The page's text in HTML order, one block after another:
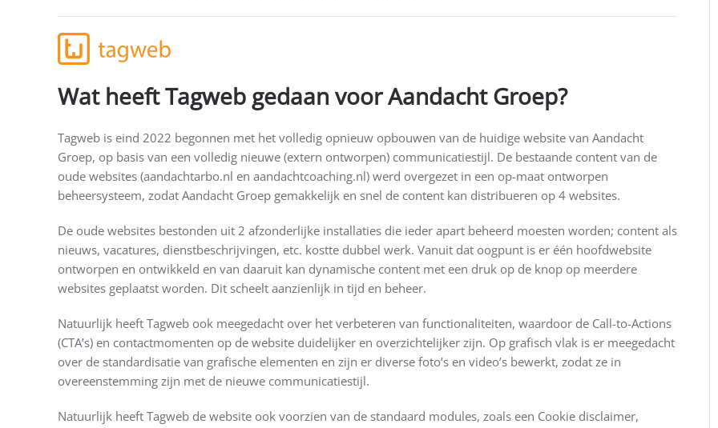
Wat heeft Tagweb gedaan voor Aandacht Groep?
Tagweb is eind 2022 begonnen met het volledig opnieuw opbouwen van de huidige website van Aandacht
Groep, op basis van een volledig nieuwe (extern ontworpen) communicatiestijl. De bestaande content van de
oude websites (aandachtarbo.nl en aandachtcoaching.nl) werd overgezet in een op-maat ontworpen
beheersysteem, zodat Aandacht Groep gemakkelijk en snel de content kan distribueren op 4 websites.
De oude websites bestonden uit 2 afzonderlijke installaties die ieder apart beheerd moesten worden; content als
nieuws, vacatures, dienstbeschrijvingen, etc. kostte dubbel werk. Vanuit dat oogpunt is er één hoofdwebsite
ontworpen en ontwikkeld en van daaruit kan dynamische content met een druk op de knop op meerdere
websites geplaatst worden. Dit scheelt aanzienlijk in tijd en beheer.
Natuurlijk heeft Tagweb ook meegedacht over het verbeteren van functionaliteiten, waardoor de Call-to-Actions
(CTA’s) en contactmomenten op de website duidelijker en overzichtelijker zijn. Op grafisch vlak is er meegedacht
over de standardisatie van grafische elementen en zijn er diverse foto’s en video’s bewerkt, zodat ze in
overeenstemming zijn met de nieuwe communicatiestijl.
Natuurlijk heeft Tagweb de website ook voorzien van de standaard modules, zoals een Cookie disclaimer,